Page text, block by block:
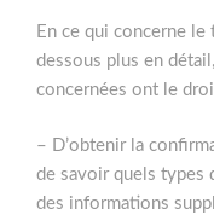
En ce qui concerne
dessous plus en
concernées ont le
– D’obtenir la
de savoir quels types
des informations